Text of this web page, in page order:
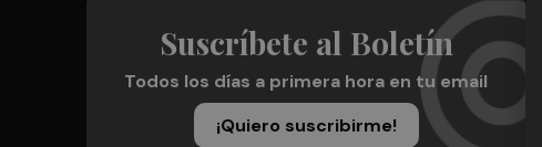
Suscríbete al Boletín
Todos los días a primera hora en tu email
¡Quiero suscribirme!